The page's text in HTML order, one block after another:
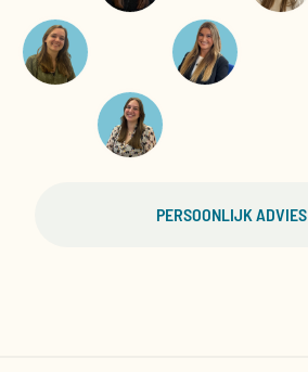
PERSOONLIJK ADVIES